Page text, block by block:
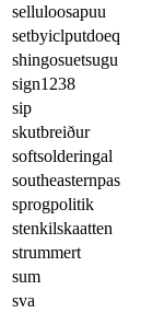
selluloosapuu
setbyiclputdoeq
shingosuetsugu
sign1238
sip
skutbreiður
softsolderingal
southeasternpas
sprogpolitik
stenkilskaatten
strummert
sum
sva